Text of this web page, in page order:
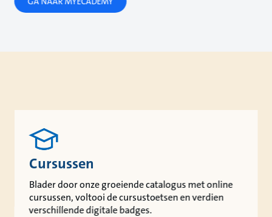
Cursussen
Blader door onze groeiende catalogus met online
cursussen, voltooi de cursustoetsen en verdien
verschillende digitale badges.